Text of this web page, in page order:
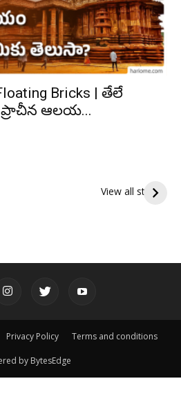
Bricks | తేలే
ప్రాచీన ఆలయ...
View all stories
ఇంద్రకీలాద్రి గిరి ప్రదక్షిణ
Privacy Policy Terms and conditions
by BytesEdge